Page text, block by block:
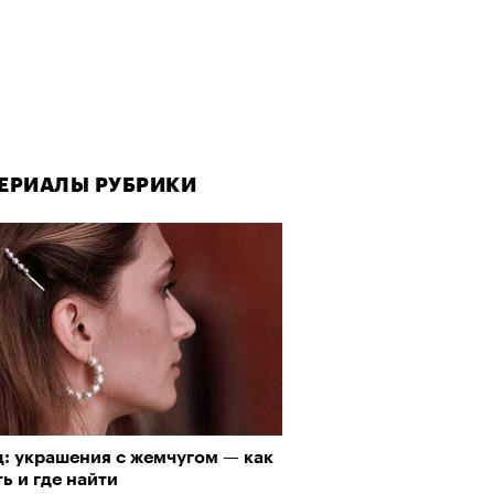
РУБРИКИ
украшения с жемчугом — как
и где найти
РУБРИКИ
как лекарство: как
стали новой формой